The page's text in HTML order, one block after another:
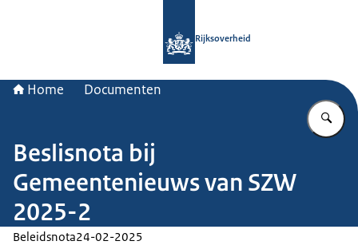
Rijksoverheid
Home Documenten
Beslisnota bij
Gemeentenieuws van SZW
2025-2
Beleidsnota24-02-2025